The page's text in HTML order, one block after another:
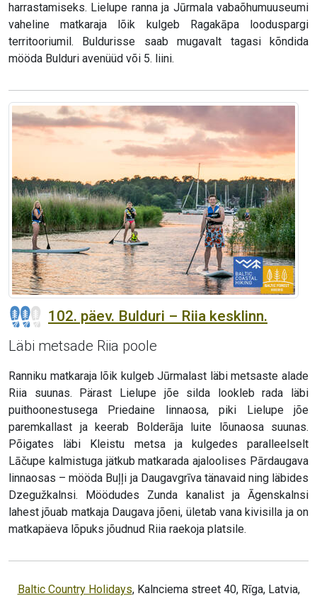
harrastamiseks. Lielupe ranna ja Jūrmala vabaõhumuuseumi
vaheline matkaraja lõik kulgeb Ragakāpa looduspargi
territooriumil. Buldurisse saab mugavalt tagasi kõndida
mööda Bulduri avenüüd või 5. liini.
102. päev. Bulduri – Riia kesklinn.
Läbi metsade Riia poole
Ranniku matkaraja lõik kulgeb Jūrmalast läbi metsaste alade
Riia suunas. Pärast Lielupe jõe silda lookleb rada läbi
puithoonestusega Priedaine linnaosa, piki Lielupe jõe
paremkallast ja keerab Bolderāja luite lõunaosa suunas.
Põigates läbi Kleistu metsa ja kulgedes paralleelselt
Lāčupe kalmistuga jätkub matkarada ajaloolises Pārdaugava
linnaosas – mööda Buļļi ja Daugavgrīva tänavaid ning läbides
Dzegužkalnsi. Möödudes Zunda kanalist ja Āgenskalnsi
lahest jõuab matkaja Daugava jõeni, ületab vana kivisilla ja on
matkapäeva lõpuks jõudnud Riia raekoja platsile.
Baltic Country Holidays, Kalnciema street 40, Rīga, Latvia,